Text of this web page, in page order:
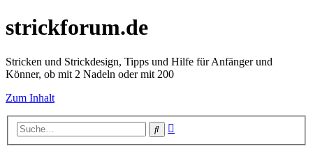
strickforum.de
Stricken und Strickdesign, Tipps und Hilfe für Anfänger und
Könner, ob mit 2 Nadeln oder mit 200
Zum Inhalt
Suche